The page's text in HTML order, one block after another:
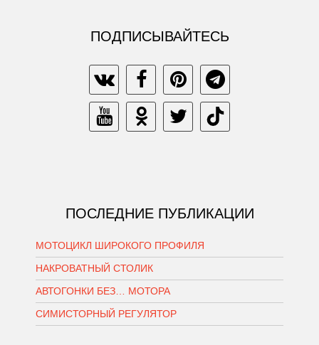
ПОДПИСЫВАЙТЕСЬ
ПОСЛЕДНИЕ ПУБЛИКАЦИИ
МОТОЦИКЛ ШИРОКОГО ПРОФИЛЯ
НАКРОВАТНЫЙ СТОЛИК
АВТОГОНКИ БЕЗ… МОТОРА
СИМИСТОРНЫЙ РЕГУЛЯТОР